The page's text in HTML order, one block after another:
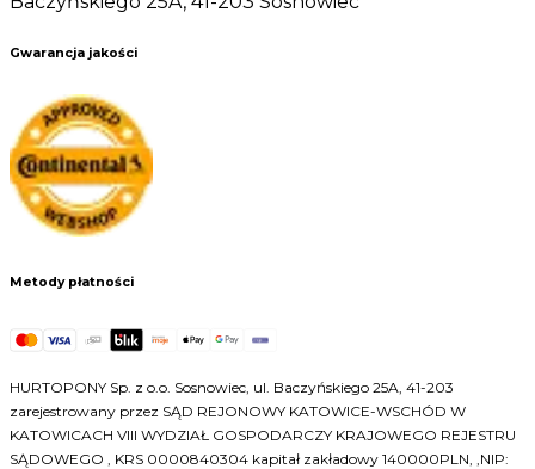
Gwarancja jakości
Metody płatności
HURTOPONY Sp. z o.o. Sosnowiec, ul. Baczyńskiego 25A, 41-203
zarejestrowany przez SĄD REJONOWY KATOWICE-WSCHÓD W
KATOWICACH VIII WYDZIAŁ GOSPODARCZY KRAJOWEGO REJESTRU
SĄDOWEGO , KRS 0000840304 kapitał zakładowy 140000PLN, ,NIP: